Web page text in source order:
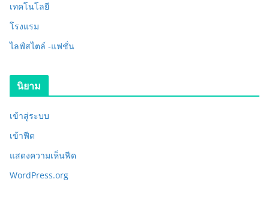
เทคโนโลยี
โรงแรม
ไลฟ์สไตล์ -แฟชั่น
นิยาม
เข้าสู่ระบบ
เข้าฟีด
แสดงความเห็นฟีด
WordPress.org